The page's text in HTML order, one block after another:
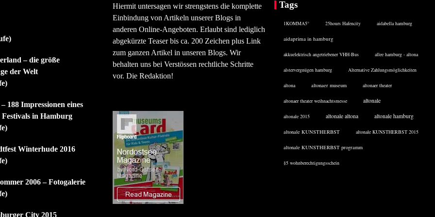
– die größe
der Welt
188 Impressionen eines
Festivals in Hamburg
Winterhude 2016
2006 – Fotogalerie
City 2015
Hiermit untersagen wir strengstens die komplette
Einbindung von Artikeln unserer Blogs in
anderen Online-Angeboten. Erlaubt sind lediglich
abgekürzte Teaser bis ca. 200 Zeichen plus Link
zum ganzen Artikel in unseren Blogs. Wir
behalten uns bei Verstössen rechtliche Schritte
vor. Die Redaktion!
Tags
1KOMMA5° 25hours Hafencity aidabella hamburg
aidaprima in hamburg
akkuelektrisch angetriebener VHH-Bus allee hamburg - altona
alstervergnügen hamburg Alternative Zahlungsmöglichkeiten
altona altonaer museum altonaer theater
altonaer theater weihnachtsmesse altonale
altonale 2015 altonale altona altonale hamburg
altonale KUNSTHERBST altonale KUNSTHERBST 2015
altonale KUNSTHERBST programm
§5 wohnberechtigungsschein